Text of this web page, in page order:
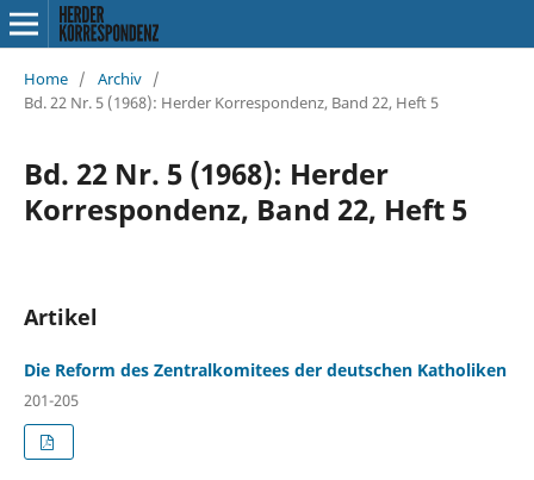
Home / Archiv /
Bd. 22 Nr. 5 (1968): Herder Korrespondenz, Band 22, Heft 5
Bd. 22 Nr. 5 (1968): Herder
Korrespondenz, Band 22, Heft 5
Artikel
Die Reform des Zentralkomitees der deutschen Katholiken
201-205